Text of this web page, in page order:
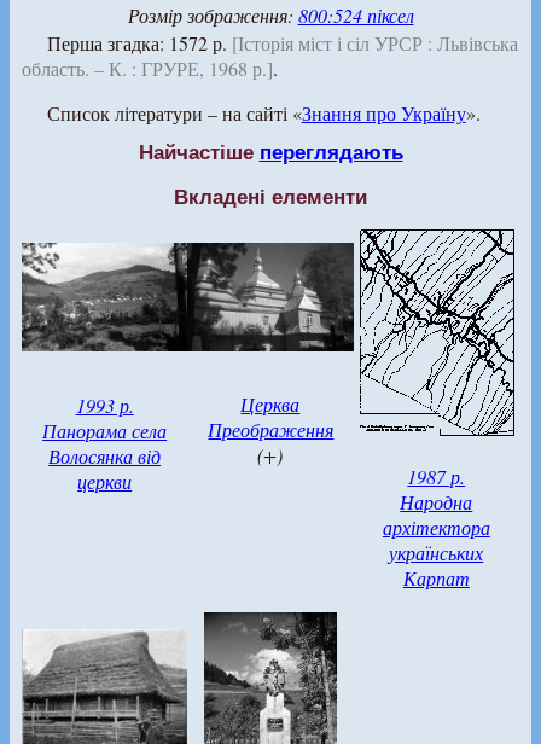
Розмір зображення: 800:524 піксел
Перша згадка: 1572 р. [Історія міст і сіл УРСР : Львівська
область. – К. : ГРУРЕ, 1968 р.].
Список літератури – на сайті «Знання про Україну».
Найчастіше переглядають
Вкладені елементи
1993 р.
Панорама села
Волосянка від
церкви
Церква
Преображення
(+)
1987 р.
Народна
архітектора
українських
Карпат